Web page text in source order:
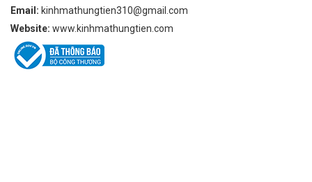
Email: kinhmathungtien310@gmail.com
Website: www.kinhmathungtien.com